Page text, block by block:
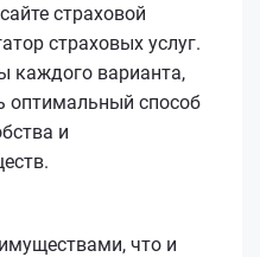
страховой
страховых услуг.
каждого варианта,
оптимальный способ
и
что и